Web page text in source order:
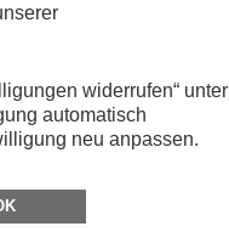
Betriebe ab.
und
aus dem In- und
zu besetzen.
auf KMUs ab.
widerrufen“ unter
automatisch
neu anpassen.